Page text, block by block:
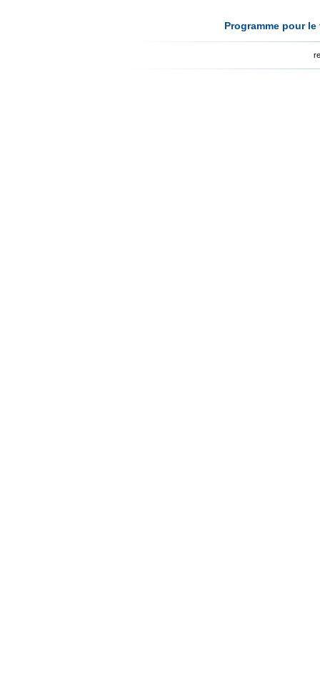
Programme pour